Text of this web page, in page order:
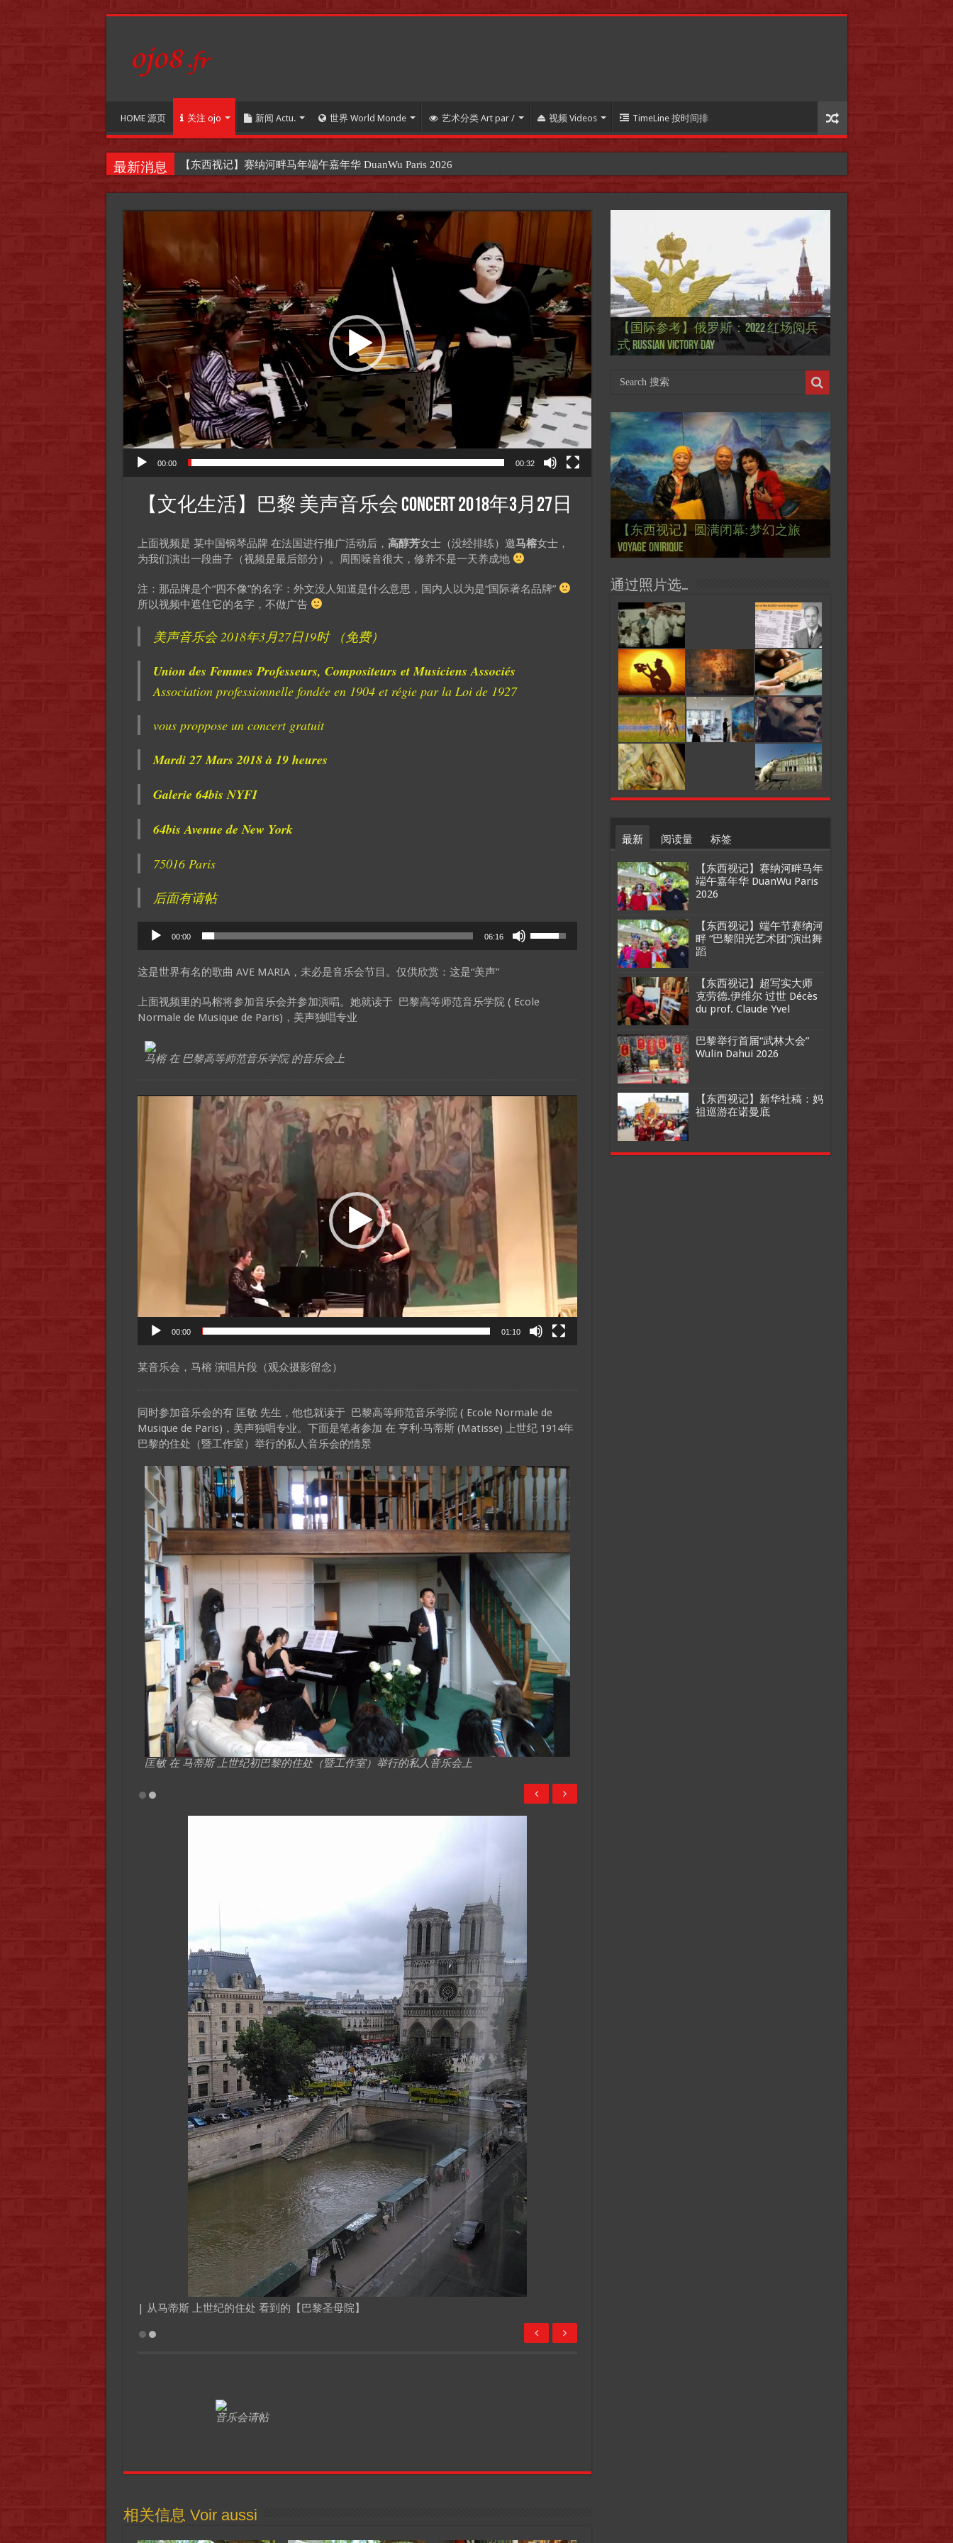
HOME 源页 关注 ojo 新闻 Actu. 世界 World Monde 艺术分类 Art par / 视频 Videos TimeLine 按时间排
最新消息 【东西视记】赛纳河畔马年端午嘉年华 DuanWu Paris 2026
Video
00:00 00:32
【文化生活】巴黎 美声音乐会 Concert 2018年3月27日
上面视频是 某中国钢琴品牌 在法国进行推广活动后， 高醇芳女士（没经排练）邀马榕女士，
为我们演出一段曲子（视频是最后部分）。周围噪音很大，修养不是一天养成地
注：那品牌是个“四不像”的名字：外文没人知道是什么意思，国内人以为是“国际著名品牌”
所以视频中遮住它的名字，不做广告
美声音乐会 2018年3月27日19时 （免费）
Union des Femmes Professeurs, Compositeurs et Musiciens Associés
Association professionnelle fondée en 1904 et régie par la Loi de 1927
vous proppose un concert gratuit
Mardi 27 Mars 2018 à 19 heures
Galerie 64bis NYFI
64bis Avenue de New York
75016 Paris
后面有请帖
Audio
Player
00:00 06:16
increase
这是世界有名的歌曲 AVE MARIA，未必是音乐会节目。仅供欣赏：这是“美声”
上面视频里的马榕将参加音乐会并参加演唱。她就读于 巴黎高等师范音乐学院 ( Ecole
Normale de Musique de Paris)，美声独唱专业
马榕 在 巴黎高等师范音乐学院 的音乐会上
00:00 01:10
某音乐会，马榕 演唱片段（观众摄影留念）
同时参加音乐会的有 匡敏 先生，他也就读于 巴黎高等师范音乐学院 ( Ecole Normale de
Musique de Paris)，美声独唱专业。下面是笔者参加 在 亨利·马蒂斯 (Matisse) 上世纪 1914年
巴黎的住处（暨工作室）举行的私人音乐会的情景
匡敏 在 马蒂斯 上世纪初巴黎的住处（暨工作室）举行的私人音乐会上
| 从马蒂斯 上世纪的住处 看到的【巴黎圣母院】
音乐会请帖
相关信息 Voir aussi
【国际参考】俄罗斯：2022 红场阅兵
式 Russian Victory Day
【国际参考】”戏剧性“服装设计师
Thierry Mugler 蒂埃里.穆勒 去世, 享年 73
岁
【国际参考】海湖庄园: Xi & Trump 内幕
Mar-a-Lago leak
【东西视记】1937年的毕加索, 海明威,
肯尼迪 1937 – La fin de l’innocence (2/2)
【东西视记】1937年的毕加索, 海明威,
肯尼迪 1937 – La fin de l’innocence (1/2)
【东西视记】1961年4月12日 尤里·加加
林 成为第一“太空人”
【东西视记】圆满闭幕: 梦幻之旅
Voyage onirique
【东西视记】开幕：唐恽鉎 Michel
Tong, 梦幻之旅 Voyage onirique
【东西视记】展讯：唐恽鉎 Michel
Tong, 梦幻之旅 Voyage onirique
【跨年晚会】祝各位 佳年快乐 Bonne
année 2023, Le feu d’artifice de Paris
【一画一故事】唐恽鉎 Michel Tong One
Painting One Story
【一画一故事】林象元 Lin XiangYuan One
Painting One Story
【国际参考】芭蕾舞: 天鹅湖 乌克兰
大剧院版 Le lac des cygnes – Opéra national
d’Ukraine
【国际参考】巴黎政府举行“新年晚
会” Soirée musicale à la mairie du 13e le 8
Février
【国际参考】巴黎“艺术之都”展将于2
月12日揭幕 Art Capital s’ouvre le 12 Février
【东西视记】法国电影: “中国人占领
巴黎”，一种法国幽默与“预言” Les
chinois à Paris de J.Yanne
【东西视记】时装秀：巴黎时装界
的“顽童”与“不屈者” John Galliano le
surdoué de la mode
【东西视记】法国“复兴会”式【艺术
桥展】 Expo. que “RENAISSANCE” aurait pu
organiser
通过照片选…
最新 阅读量 标签
【东西视记】赛纳河畔马年
端午嘉年华 DuanWu Paris
2026
【东西视记】端午节赛纳河
畔 “巴黎阳光艺术团”演出舞
蹈
【东西视记】超写实大师
克劳德.伊维尔 过世 Décès
du prof. Claude Yvel
巴黎举行首届“武林大会”
Wulin Dahui 2026
【东西视记】新华社稿：妈
祖巡游在诺曼底